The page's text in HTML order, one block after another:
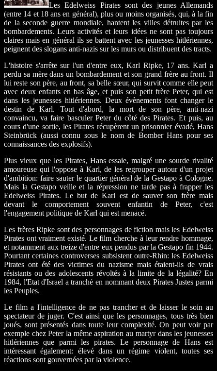
Les Edelweiss Pirates sont des jeunes Allemands
(entre 14 et 18 ans en général), plus ou moins organisés, qui, à la fin
de la seconde guerre mondiale, hantent les villes détruites par les
bombardements. Leurs activités et leurs idées ne sont pas toujours
claires mais en général ils se battent avec les jeunesses hitlériennes,
peignent des slogans anti-nazis sur les murs ou distribuent des tracts.
L'histoire s'arrête sur l'un d'entre eux, Karl Ripke, 17 ans. Karl a
perdu sa mère dans un bombardement et son grand frère au front. Il
lui reste son père, au front, sa belle sœur, qui survit comme elle peut
avec deux enfants en bas âge, et puis son petit frère Peter, qui est
dans les jeunesses hitlériennes. Deux évènements font changer le
destin de Karl. Tout d'abord, la mort de son père, anti-nazi
convaincu, va faire basculer Peter du côté des Pirates. Et puis, au
cours d'une sortie, les Pirates récupèrent un prisonnier évadé, Hans
Steinbrück (aussi connu sous le nom de Bomber Hans pour ses
connaissances des explosifs).
Plus vieux que les Pirates, Hans essaie, malgré une sourde rivalité
amoureuse qui l'oppose à Karl, de les regrouper autour d'un projet
d'ambition: faire sauter le quartier général de la Gestapo à Cologne.
Mais la Gestapo veille et la répression ne tarde pas à frapper les
Edelweiss Pirates. Le but de Karl est de sauver son frère mais
devant le comportement souvent enfantin de Peter, c'est
l'engagement politique de Karl qui est menacé.
Les frères Ripke sont des personnages de fiction mais les Edelweiss
Pirates ont vraiment existé. Le film cherche à leur rendre hommage,
et notamment aux treize d'entre eux pendus par la Gestapo fin 1944.
Pourtant certaines controverses subsistent outre-Rhin: les Edelweiss
Pirates ont été des victimes du nazisme mais étaient-ils de vrais
résistants ou des adolescents révoltés à la limite de la légalité? En
1984, l'Etat d'Israel a tranché en nommant deux Pirates Justes parmi
les Peuples.
Le film a l'intelligence de ne pas trancher et de laisser le soin au
spectateur de juger. C'est ainsi que les personnages, tous très bien
joués, sont présentés dans toute leur complexité. On peut voir par
exemple chez Peter la même aspiration au martyr dans les jeunesses
hitlériennes que parmi les pirates. Le personnage de Hans est
intéressant également: élevé dans un régime violent, toutes ses
réactions sont gouvernées par la violence.